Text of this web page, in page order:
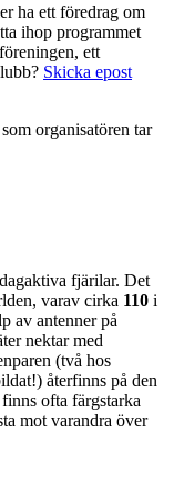
ha ett föredrag om
ihop programmet
ett
Skicka epost
organisatören tar
fjärilar. Det
varav cirka 110 i
av antenner på
nektar med
(två hos
återfinns på den
ofta färgstarka
mot varandra över